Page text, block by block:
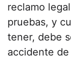
reclamo
pruebas, y
tener, debe
accidente